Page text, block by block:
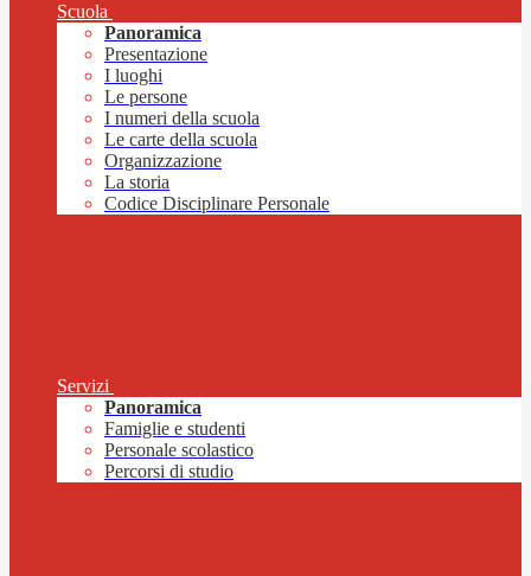
Scuola
Panoramica
Presentazione
I luoghi
Le persone
I numeri della scuola
Le carte della scuola
Organizzazione
La storia
Codice Disciplinare Personale
Servizi
Panoramica
Famiglie e studenti
Personale scolastico
Percorsi di studio